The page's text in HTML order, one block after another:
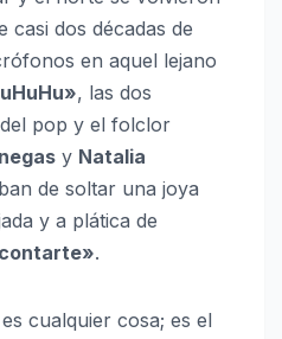
casi dos décadas de
en aquel lejano
, las dos
pop y el folclor
y Natalia
de soltar una joya
y a plática de
.
cualquier cosa; es el